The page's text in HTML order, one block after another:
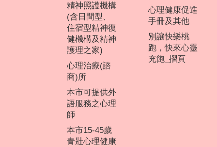
精神照護機構
(含日間型、
住宿型精神復
健機構及精神
護理之家)
心理治療(諮
商)所
本市可提供外
語服務之心理
師
本市15-45歲
青壯心理健康
心理健康促進
手冊及其他
別讓快樂桃
跑，快來心靈
充飽_摺頁